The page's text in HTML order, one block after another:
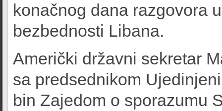
konačnog dana razgovora
bezbednosti Libana.
Američki državni sekretar
sa predsednikom
bin Zajedom o sporazumu